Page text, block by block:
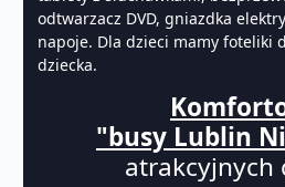
odtwarzacz DVD, gniazdka
napoje. Dla dzieci mamy foteliki
dziecka.
"busy Lublin
atrakcyjnych